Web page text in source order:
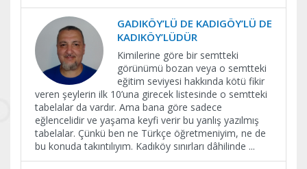
GADIKÖY’LÜ DE KADIGÖY’LÜ DE
KADIKÖY’LÜDÜR
Kimilerine göre bir semtteki
görünümü bozan veya o semtteki
eğitim seviyesi hakkında kötü fikir
veren şeylerin ilk 10’una girecek listesinde o semtteki
tabelalar da vardır. Ama bana göre sadece
eğlencelidir ve yaşama keyfi verir bu yanlış yazılmış
tabelalar. Çünkü ben ne Türkçe öğretmeniyim, ne de
bu konuda takıntılıyım. Kadıköy sınırları dâhilinde ...